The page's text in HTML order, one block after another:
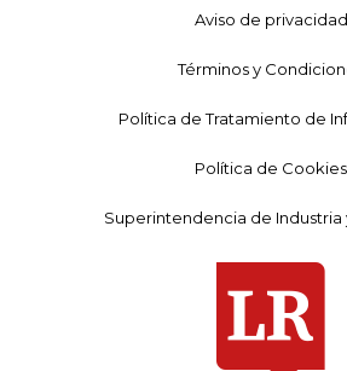
Aviso de privacidad
Términos y
Política de Tratamiento de
Política de Cookies
Superintendencia de Industria